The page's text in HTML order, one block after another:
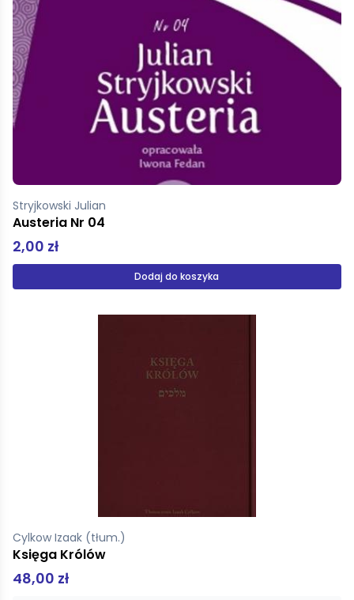
Stryjkowski Julian
Austeria Nr 04
2,00 zł
Dodaj do koszyka
Cylkow Izaak (tłum.)
Księga Królów
48,00 zł